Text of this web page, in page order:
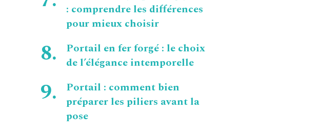
: comprendre les différences
pour mieux choisir
Portail en fer forgé : le choix
de l’élégance intemporelle
Portail : comment bien
préparer les piliers avant la
pose